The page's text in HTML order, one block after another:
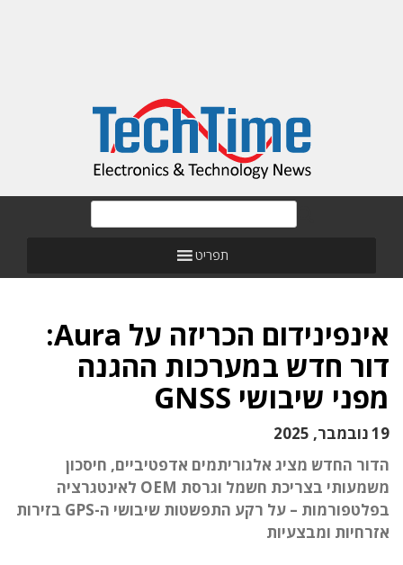
תפריט
אינפינידום הכריזה על Aura:
דור חדש במערכות ההגנה
מפני שיבושי GNSS
19 נובמבר, 2025
הדור החדש מציג אלגוריתמים אדפטיביים, חיסכון
משמעותי בצריכת חשמל וגרסת OEM לאינטגרציה
בפלטפורמות – על רקע התפשטות שיבושי ה-GPS בזירות
אזרחיות ומבצעיות